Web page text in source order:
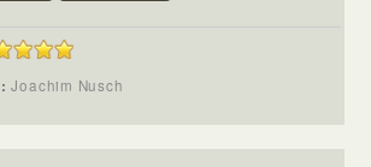
Joachim Nusch